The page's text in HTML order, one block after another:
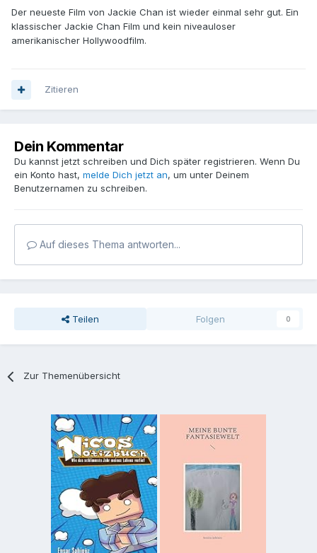
Der neueste Film von Jackie Chan ist wieder einmal sehr gut. Ein
klassischer Jackie Chan Film und kein niveauloser
amerikanischer Hollywoodfilm.
Zitieren
Dein Kommentar
Du kannst jetzt schreiben und Dich später registrieren. Wenn Du
ein Konto hast, melde Dich jetzt an, um unter Deinem
Benutzernamen zu schreiben.
Auf dieses Thema antworten...
Teilen Folgen 0
Zur Themenübersicht